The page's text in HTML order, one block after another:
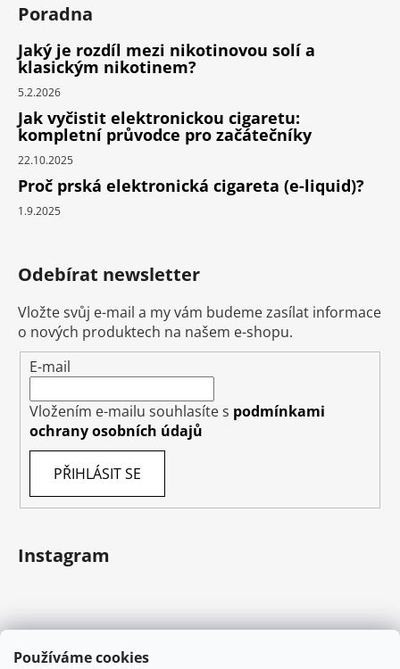
Používáme cookies
Poradna
Jaký je rozdíl mezi nikotinovou solí a
klasickým nikotinem?
5.2.2026
Jak vyčistit elektronickou cigaretu:
kompletní průvodce pro začátečníky
22.10.2025
Proč prská elektronická cigareta (e-liquid)?
1.9.2025
Odebírat newsletter
Vložte svůj e-mail a my vám budeme zasílat informace
o nových produktech na našem e-shopu.
E-mail
Vložením e-mailu souhlasíte s podmínkami
ochrany osobních údajů
PŘIHLÁSIT SE
Instagram